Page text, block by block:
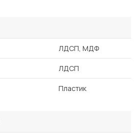
ЛДСП, МДФ
ЛДСП
Пластик